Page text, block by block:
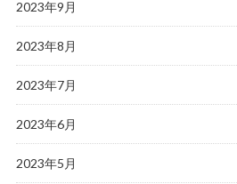
2023年9月
2023年8月
2023年7月
2023年6月
2023年5月